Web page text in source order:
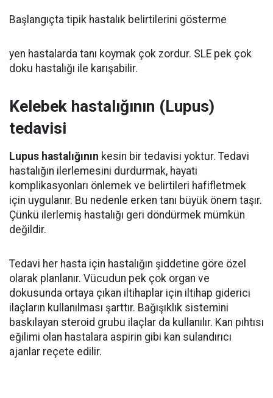
Başlangıçta tipik hastalık belirtilerini gösterme
yen hastalarda tanı koymak çok zordur. SLE pek çok
doku hastalığı ile karışabilir.
Kelebek hastalığının (Lupus)
tedavisi
Lupus hastalığının kesin bir tedavisi yoktur. Tedavi
hastalığın ilerlemesini durdurmak, hayati
komplikasyonları önlemek ve belirtileri hafifletmek
için uygulanır. Bu nedenle erken tanı büyük önem taşır.
Çünkü ilerlemiş hastalığı geri döndürmek mümkün
değildir.
Tedavi her hasta için hastalığın şiddetine göre özel
olarak planlanır. Vücudun pek çok organ ve
dokusunda ortaya çıkan iltihaplar için iltihap giderici
ilaçların kullanılması şarttır. Bağışıklık sistemini
baskılayan steroid grubu ilaçlar da kullanılır. Kan pıhtısı
eğilimi olan hastalara aspirin gibi kan sulandırıcı
ajanlar reçete edilir.